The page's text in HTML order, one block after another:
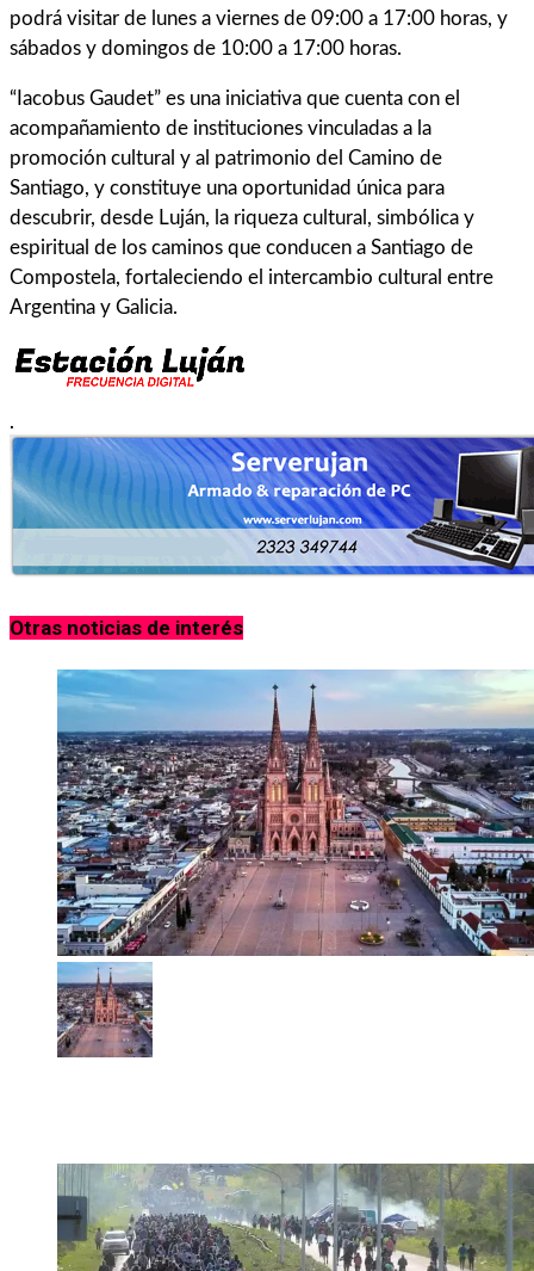
podrá visitar de lunes a viernes de 09:00 a 17:00 horas, y
sábados y domingos de 10:00 a 17:00 horas.
“Iacobus Gaudet” es una iniciativa que cuenta con el
acompañamiento de instituciones vinculadas a la
promoción cultural y al patrimonio del Camino de
Santiago, y constituye una oportunidad única para
descubrir, desde Luján, la riqueza cultural, simbólica y
espiritual de los caminos que conducen a Santiago de
Compostela, fortaleciendo el intercambio cultural entre
Argentina y Galicia.
.
Otras noticias de interés